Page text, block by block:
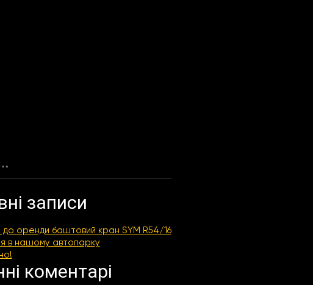
записи
до оренди баштовий кран SYM R54/16
в нашому автопарку
коментарі